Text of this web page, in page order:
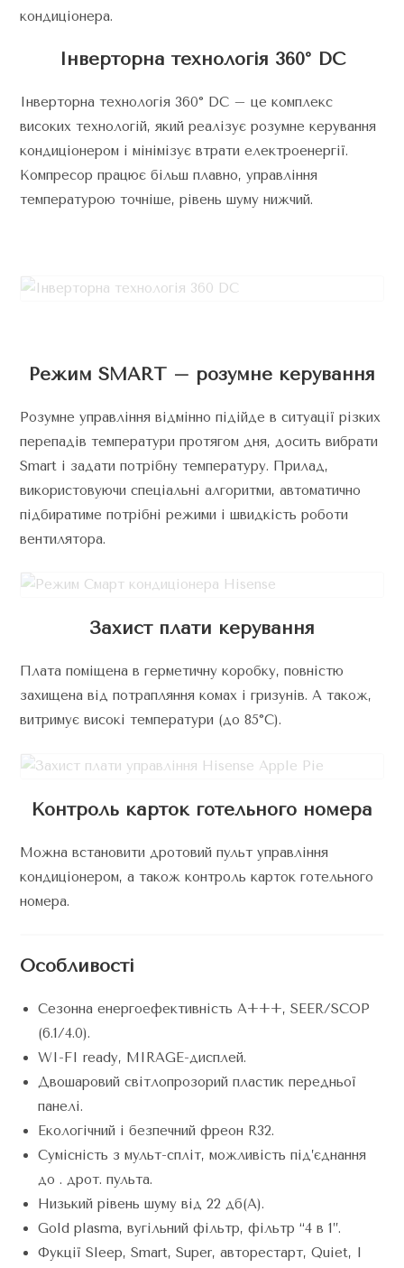
кондиціонера.
Інверторна технологія 360° DC
Інверторна технологія 360° DC – це комплекс
високих технологій, який реалізує розумне керування
кондиціонером і мінімізує втрати електроенергії.
Компресор працює більш плавно, управління
температурою точніше, рівень шуму нижчий.
Режим SMART – розумне керування
Розумне управління відмінно підійде в ситуації різких
перепадів температури протягом дня, досить вибрати
Smart і задати потрібну температуру. Прилад,
використовуючи спеціальні алгоритми, автоматично
підбиратиме потрібні режими і швидкість роботи
вентилятора.
Захист плати керування
Плата поміщена в герметичну коробку, повністю
захищена від потрапляння комах і гризунів. А також,
витримує високі температури (до 85°С).
Контроль карток готельного номера
Можна встановити дротовий пульт управління
кондиціонером, а також контроль карток готельного
номера.
Особливості
Сезонна енергоефективність A+++, SEER/SCOP
(6.1/4.0).
WI-FI ready, MIRAGE-дисплей.
Двошаровий світлопрозорий пластик передньої
панелі.
Екологічний і безпечний фреон R32.
Сумісність з мульт-спліт, можливість під’єднання
до . дрот. пульта.
Низький рівень шуму від 22 дб(А).
Gold plasma, вугільний фільтр, фільтр “4 в 1”.
Фукції Sleep, Smart, Super, авторестарт, Quiet, I